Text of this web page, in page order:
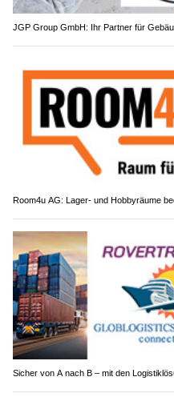
JGP Group GmbH: Ihr Partner für
Room4u AG: Lager- und Hobbyräume
Sicher von A nach B – mit den